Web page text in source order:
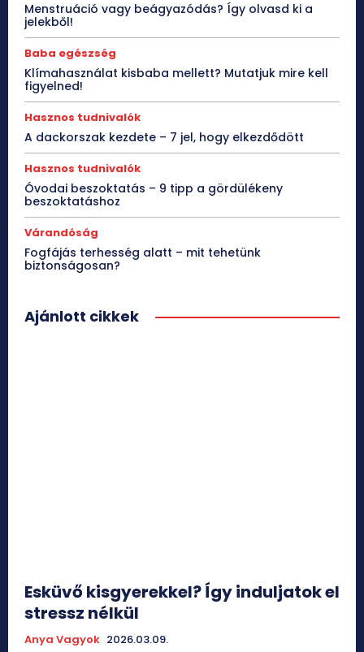
Menstruáció vagy beágyazódás? Így olvasd ki a
jelekből!
Baba egészség
Klímahasználat kisbaba mellett? Mutatjuk mire kell
figyelned!
Hasznos tudnivalók
A dackorszak kezdete – 7 jel, hogy elkezdődött
Hasznos tudnivalók
Óvodai beszoktatás – 9 tipp a gördülékeny
beszoktatáshoz
Várandóság
Fogfájás terhesség alatt – mit tehetünk
biztonságosan?
Ajánlott cikkek
Esküvő kisgyerekkel? Így induljatok el
stressz nélkül
Anya Vagyok 2026.03.09.